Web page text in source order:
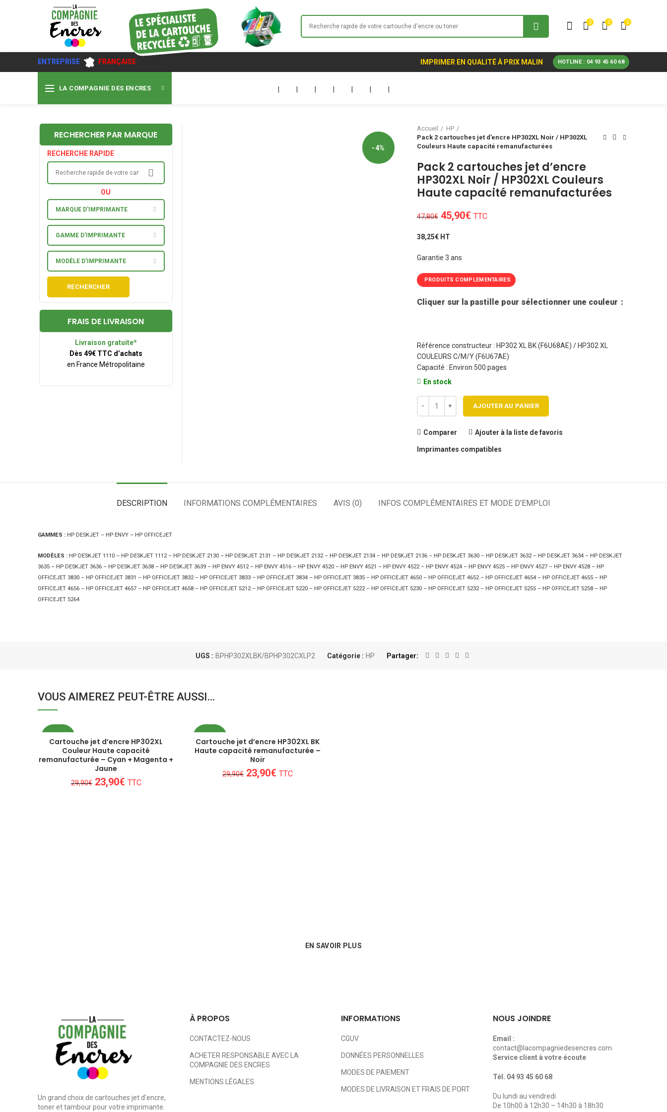
0 0 0
ENTREPRISE FRANÇAISE IMPRIMER EN QUALITÉ À PRIX MALIN HOTLINE : 04 93 45 60 68
LA COMPAGNIE DES ENCRES
-4%
Accueil
HP
Pack 2 cartouches jet d’encre HP302XL Noir / HP302XL
Couleurs Haute capacité remanufacturées
Pack 2 cartouches jet d’encre
HP302XL Noir / HP302XL Couleurs
Haute capacité remanufacturées
47,80€ Le
initial
47,80€.
45,90€Le
TTC
38,25€ HT
Garantie 3 ans
PRODUITS COMPLEMENTAIRES
Cliquer sur la pastille pour sélectionner une couleur
Référence constructeur : HP302 XL BK (F6U68AE) / HP302 XL
COULEURS C/M/Y (F6U67AE)
Capacité : Environ 500 pages
En stock
AJOUTER AU PANIER
Comparer Ajouter à la liste de favoris
Imprimantes compatibles
RECHERCHER PAR MARQUE
RECHERCHE RAPIDE
OU
MARQUE D'IMPRIMANTE
GAMME D'IMPRIMANTE
MODÈLE D'IMPRIMANTE
RECHERCHER
FRAIS DE LIVRAISON
Livraison gratuite*
Dès 49€ TTC d’achats
en France Métropolitaine
DESCRIPTION INFORMATIONS COMPLÉMENTAIRES AVIS (0) INFOS COMPLÉMENTAIRES ET MODE D'EMPLOI
GAMMES : HP DESKJET – HP ENVY – HP OFFICEJET
MODÈLES : HP DESKJET 1110 – HP DESKJET 1112 – HP DESKJET 2130 – HP DESKJET 2131 – HP DESKJET 2132 – HP DESKJET 2134 – HP DESKJET 2136 – HP DESKJET 3630 – HP DESKJET 3632 – HP DESKJET 3634 – HP DESKJET
3635 – HP DESKJET 3636 – HP DESKJET 3638 – HP DESKJET 3639 – HP ENVY 4512 – HP ENVY 4516 – HP ENVY 4520 – HP ENVY 4521 – HP ENVY 4522 – HP ENVY 4524 – HP ENVY 4525 – HP ENVY 4527 – HP ENVY 4528 – HP
OFFICEJET 3830 – HP OFFICEJET 3831 – HP OFFICEJET 3832 – HP OFFICEJET 3833 – HP OFFICEJET 3834 – HP OFFICEJET 3835 – HP OFFICEJET 4650 – HP OFFICEJET 4652 – HP OFFICEJET 4654 – HP OFFICEJET 4655 – HP
OFFICEJET 4656 – HP OFFICEJET 4657 – HP OFFICEJET 4658 – HP OFFICEJET 5212 – HP OFFICEJET 5220 – HP OFFICEJET 5222 – HP OFFICEJET 5230 – HP OFFICEJET 5232 – HP OFFICEJET 5255 – HP OFFICEJET 5258 – HP
OFFICEJET 5264
UGS : BPHP302XLBK/BPHP302CXLP2 Catégorie : HP Partager
VOUS AIMEREZ PEUT-ÊTRE AUSSI…
Cartouche jet d’encre HP302XL
Couleur Haute capacité
remanufacturée – Cyan + Magenta +
Jaune
29,90€ Le
23,90€Le
TTC
Cartouche jet d’encre HP302XL BK
Haute capacité remanufacturée –
Noir
29,90€ Le
23,90€ Le
TTC
EN SAVOIR PLUS
Un grand choix de cartouches jet d’encre,
toner et tambour pour votre imprimante.
À PROPOS
CONTACTEZ-NOUS
ACHETER RESPONSABLE AVEC LA
COMPAGNIE DES ENCRES
MENTIONS LÉGALES
INFORMATIONS
CGUV
DONNÉES PERSONNELLES
MODES DE PAIEMENT
MODES DE LIVRAISON ET FRAIS DE PORT
NOUS JOINDRE
Email :
contact@lacompagniedesencres.com
Service client à votre écoute
Tél. 04 93 45 60 68
Du lundi au vendredi
De 10h00 à 12h30 – 14h30 à 18h30